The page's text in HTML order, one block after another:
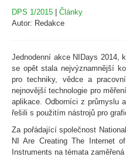
DPS 1/2015 | Články
Autor: Redakce
Jednodenní akce NIDays 2014,
se opět stala nejvýznamnější
pro techniky, vědce a
nejnovější technologie pro
aplikace. Odborníci z průmyslu
řešili s použitím nástrojů pro
Za pořádající společnost
NI Are Creating The Internet
Instruments na témata